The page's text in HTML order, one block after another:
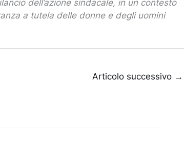
dell’azione sindacale, in un contesto
a tutela delle donne e degli uomini
Articolo successivo →